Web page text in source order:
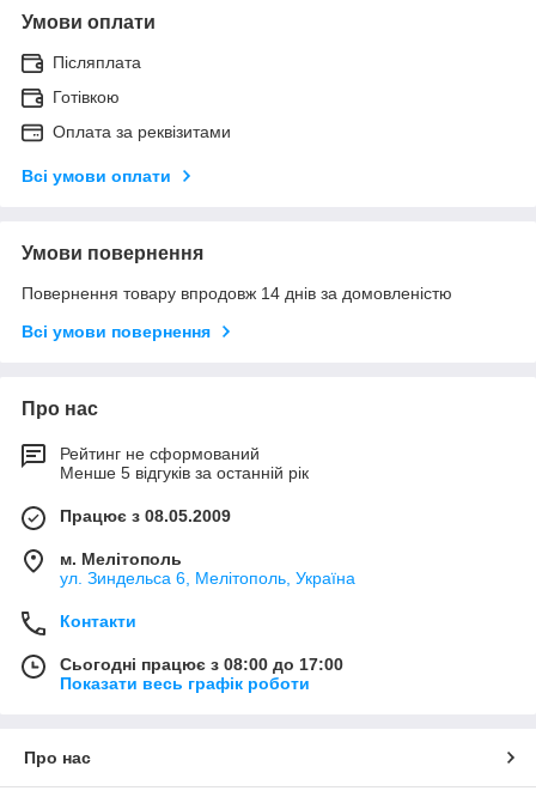
Умови оплати
Післяплата
Готівкою
Оплата за реквізитами
Всі умови оплати
Умови повернення
Повернення товару впродовж 14 днів за домовленістю
Всі умови повернення
Про нас
Рейтинг не сформований
Менше 5 відгуків за останній рік
Працює з 08.05.2009
м. Мелітополь
ул. Зиндельса 6, Мелітополь, Україна
Контакти
Сьогодні працює з 08:00 до 17:00
Показати весь графік роботи
Про нас